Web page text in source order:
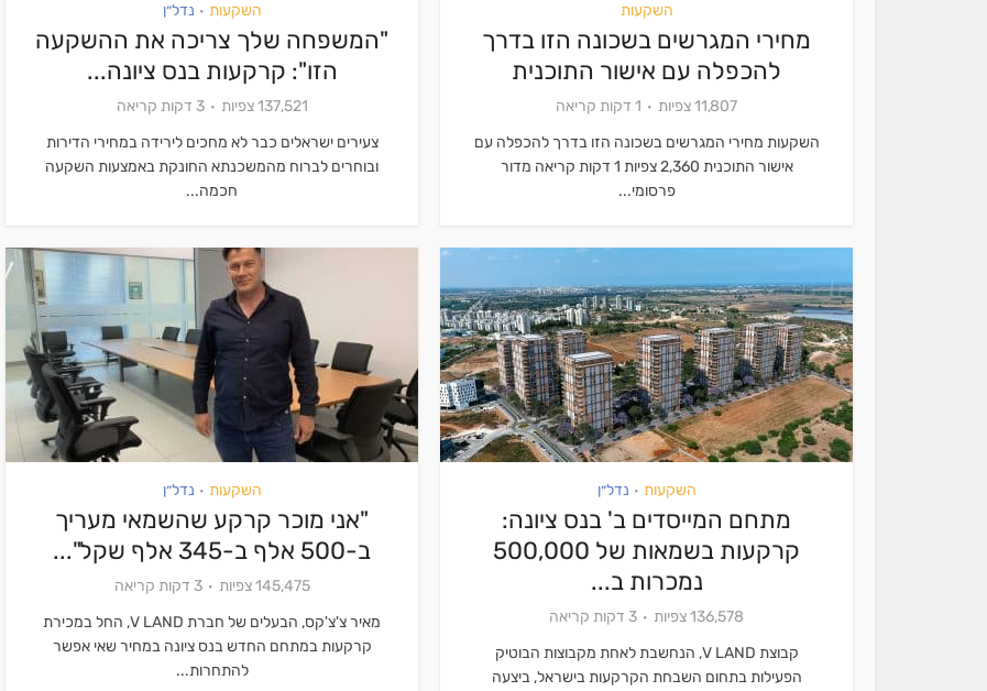
השקעות
מחירי המגרשים בשכונה הזו בדרך
להכפלה עם אישור התוכנית
11,807 צפיות
1 דקות קריאה
השקעות מחירי המגרשים בשכונה הזו בדרך להכפלה עם
אישור התוכנית 2,360 צפיות 1 דקות קריאה מדור
פרסומי...
השקעות • נדל״ן
"המשפחה שלך צריכה את ההשקעה
הזו": קרקעות בנס ציונה...
137,521 צפיות
3 דקות קריאה
צעירים ישראלים כבר לא מחכים לירידה במחירי הדירות
ובוחרים לברוח מהמשכנתא החונקת באמצעות השקעה
חכמה...
השקעות • נדל״ן
מתחם המייסדים ב' בנס ציונה:
קרקעות בשמאות של 500,000
נמכרות ב...
136,578 צפיות
3 דקות קריאה
קבוצת V LAND, הנחשבת לאחת מקבוצות הבוטיק
הפעילות בתחום השבחת הקרקעות בישראל, ביצעה
השקעות • נדל״ן
"אני מוכר קרקע שהשמאי מעריך
ב-500 אלף ב-345 אלף שקל"...
145,475 צפיות
3 דקות קריאה
מאיר צ'צ'קס, הבעלים של חברת V LAND, החל במכירת
קרקעות במתחם החדש בנס ציונה במחיר שאי אפשר
להתחרות...